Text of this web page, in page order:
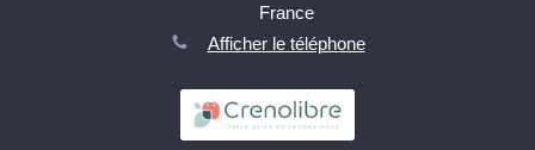
France
Afficher le téléphone